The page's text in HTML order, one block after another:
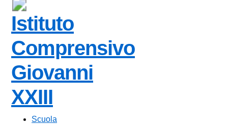
Istituto
Comprensivo
Giovanni
XXIII
Scuola